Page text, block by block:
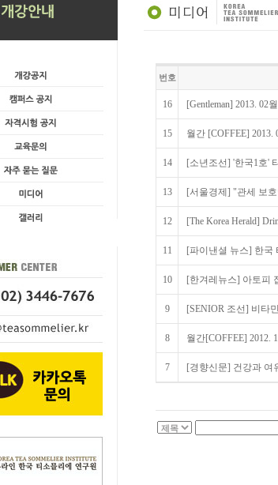
번호
16 [Gentleman] 2013. 02
15 월간 [COFFEE]
14 [소년조선] '한국1호'
13 [서울경제] "관세 보
12 [The Korea Herald]
11 [파이낸셜 뉴스] 한국
10 [한겨레뉴스] 아토피
9 [SENIOR 조선] 비타
8 월간[COFFEE] 2012.
7 [경향신문] 건강과 여